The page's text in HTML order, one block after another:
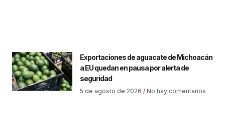
Exportaciones de aguacate de Michoacán
a EU quedan en pausa por alerta de
seguridad
5 de agosto de 2026 No hay comentarios